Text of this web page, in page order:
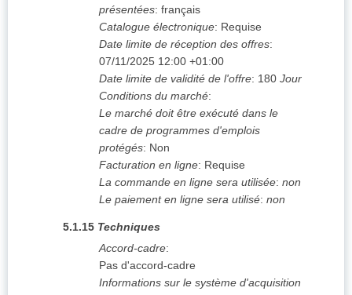
présentées: français
Catalogue électronique: Requise
Date limite de réception des offres:
07/11/2025 12:00 +01:00
Date limite de validité de l'offre: 180 Jour
Conditions du marché:
Le marché doit être exécuté dans le
cadre de programmes d'emplois
protégés: Non
Facturation en ligne: Requise
La commande en ligne sera utilisée: non
Le paiement en ligne sera utilisé: non
5.1.15 Techniques
Accord-cadre:
Pas d'accord-cadre
Informations sur le système d'acquisition